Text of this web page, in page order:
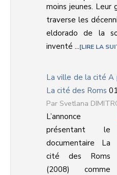
moins jeunes.
traverse les
eldorado de la
inventé ... LIRE LA
La ville de la cité A
La cité des Roms
Svetlana
L’annonce
présentant le
documentaire La
cité des Roms
(2008) comme